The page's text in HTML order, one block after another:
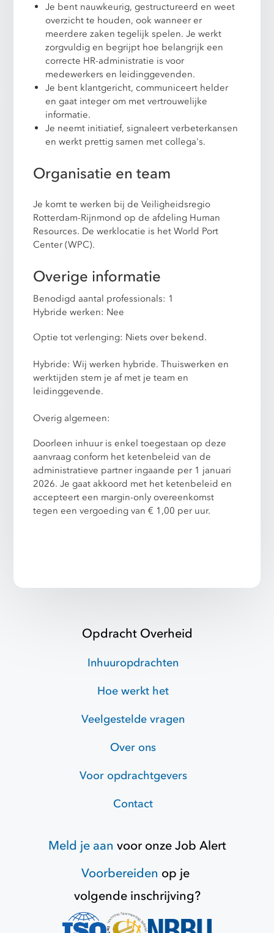
Je bent nauwkeurig, gestructureerd en weet
overzicht te houden, ook wanneer er
meerdere zaken tegelijk spelen. Je werkt
zorgvuldig en begrijpt hoe belangrijk een
correcte HR-administratie is voor
medewerkers en leidinggevenden.
Je bent klantgericht, communiceert helder
en gaat integer om met vertrouwelijke
informatie.
Je neemt initiatief, signaleert verbeterkansen
en werkt prettig samen met collega's.
Organisatie en team
Je komt te werken bij de Veiligheidsregio
Rotterdam-Rijnmond op de afdeling Human
Resources. De werklocatie is het World Port
Center (WPC).
Overige informatie
Benodigd aantal professionals: 1
Hybride werken: Nee
Optie tot verlenging: Niets over bekend.
Hybride: Wij werken hybride. Thuiswerken en
werktijden stem je af met je team en
leidinggevende.
Overig algemeen:
Doorleen inhuur is enkel toegestaan op deze
aanvraag conform het ketenbeleid van de
administratieve partner ingaande per 1 januari
2026. Je gaat akkoord met het ketenbeleid en
accepteert een margin-only overeenkomst
tegen een vergoeding van € 1,00 per uur.
Opdracht Overheid
Inhuuropdrachten
Hoe werkt het
Veelgestelde vragen
Over ons
Voor opdrachtgevers
Contact
Meld je aan voor onzeJob Alert
Voorbereiden op je
volgende inschrijving?